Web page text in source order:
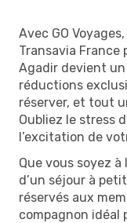
Avec GO
Transavia France
Agadir devient
réductions
réserver, et tout
Oubliez le stress
l’excitation de
Que vous soyez
d’un séjour à
réservés aux
compagnon idéal